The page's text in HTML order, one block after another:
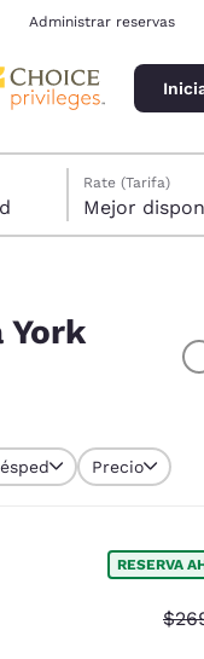
Administrar reservas
Rate (Tarifa)
Mejor
York
Precio
RESERVA